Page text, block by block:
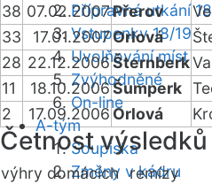
Přípravná utkání
Vstupenky 18/19
Uvolňování míst
Zvýhodněné
On-line
A-tým
Soupiska
Změny v kádru
38 07.02.2007Přerov
33
17.01.2007Orlová
28 22.12.2006Šternberk
11
18.10.2006Šumperk
2
17.09.2006Orlová
Četnost výsledků
výhry domácích